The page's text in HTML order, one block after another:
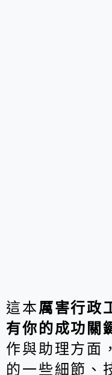
這本厲害行政
有你的成功關
作與助理方面
的一些細節、